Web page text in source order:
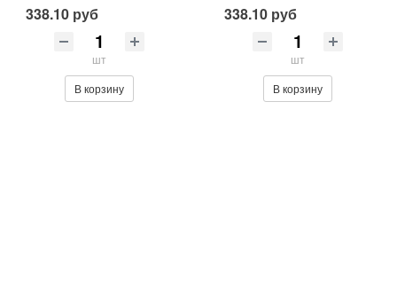
338.10 руб
шт
В корзину
220891
338.10 руб
шт
В корзину